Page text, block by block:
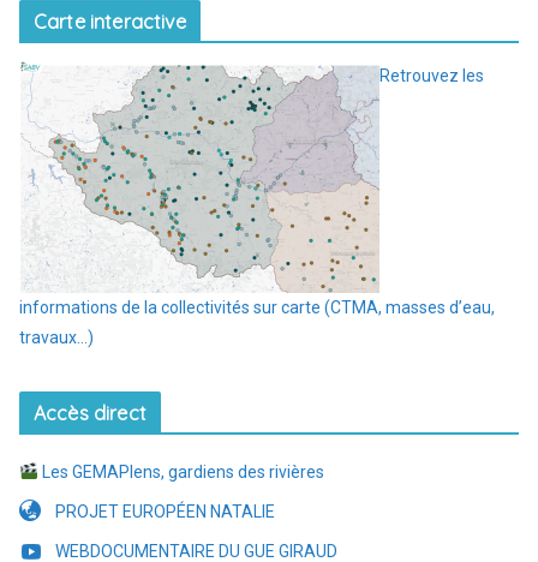
Carte interactive
Retrouvez les
informations de la collectivités sur carte (CTMA, masses d’eau,
travaux…)
Accès direct
Les GEMAPIens, gardiens des rivières
PROJET EUROPÉEN NATALIE
WEBDOCUMENTAIRE DU GUE GIRAUD